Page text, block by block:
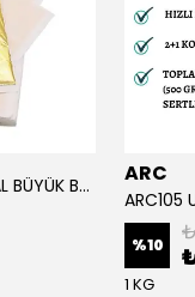
ALTIN YAPRAK VARAK SANATSAL BÜYÜK BOY FOLYO EPOKSİ REÇİNE NAİL ART 90 ADET 14X14 CM ALTIN RENK ARC
%10
1 KG